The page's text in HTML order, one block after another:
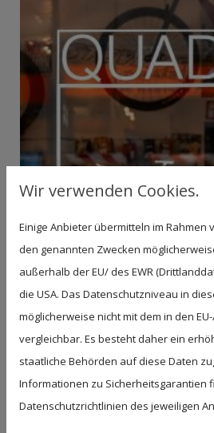
Wir verwenden Cookies.
Einige Anbieter übermitteln im Rahmen
den genannten Zwecken
außerhalb der EU/ des EWR
die USA. Das Datenschutzniveau in
möglicherweise nicht mit dem in den
vergleichbar. Es besteht daher ein
staatliche Behörden auf diese Daten
Informationen zu Sicherheitsgarantien
Datenschutzrichtlinien des jeweiligen